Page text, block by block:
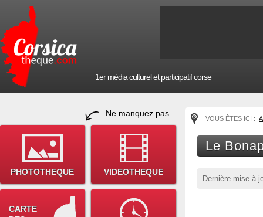
1er média culturel et participatif corse
Ne manquez pas...
PHOTOTHEQUE VIDEOTHEQUE
CARTE
VOUS ÊTES ICI :
Le
Dernière mise à